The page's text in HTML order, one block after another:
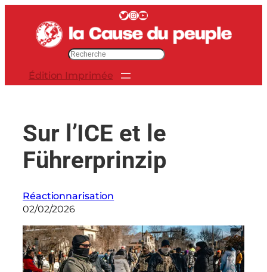
contenu
Twitter InstagramYouTube
c
e
r
Édition Imprimée
Sur l’ICE et le
Führerprinzip
Réactionnarisation
02/02/2026